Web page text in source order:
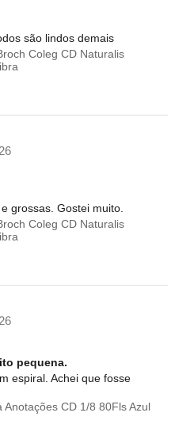
são lindos demais
Coleg CD Naturalis
grossas. Gostei muito.
Coleg CD Naturalis
pequena.
espiral. Achei que fosse
Anotações CD 1/8 80Fls Azul